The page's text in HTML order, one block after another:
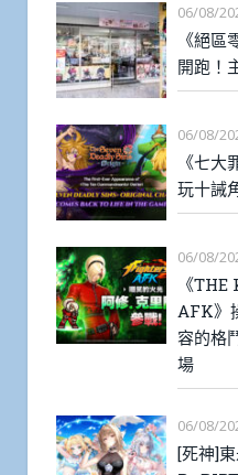
06/08/
《絕
開跑！
06/08/
《七
玩十誡
06/08/
《
AFK》
容的格
場
06/08/
[死神]